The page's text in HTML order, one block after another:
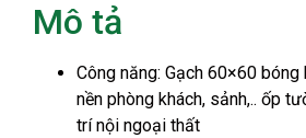
Mô tả
Công năng: Gạch 60×60 bóng
nền phòng khách, sảnh,.. ốp
trí nội ngoại thất